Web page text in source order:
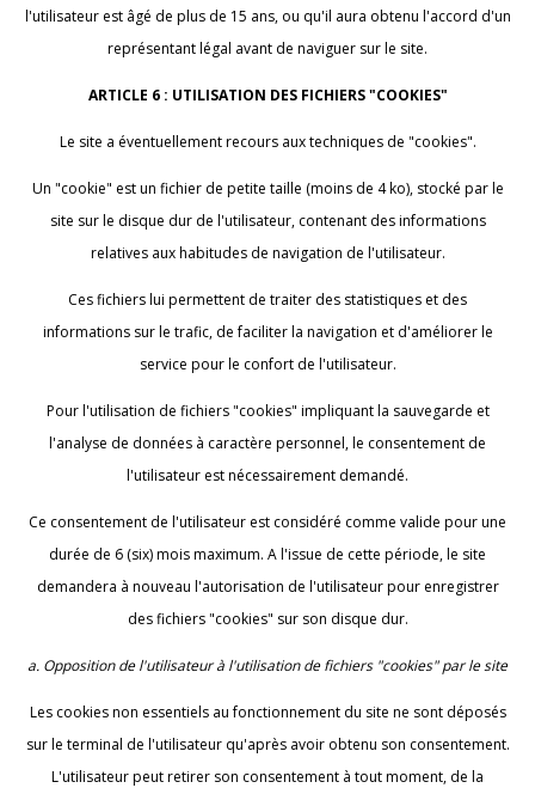
l'utilisateur est âgé de plus de 15 ans, ou qu'il aura obtenu l'accord d'un
représentant légal avant de naviguer sur le site.
ARTICLE 6 : UTILISATION DES FICHIERS "COOKIES"
Le site a éventuellement recours aux techniques de "cookies".
Un "cookie" est un fichier de petite taille (moins de 4 ko), stocké par le
site sur le disque dur de l'utilisateur, contenant des informations
relatives aux habitudes de navigation de l'utilisateur.
Ces fichiers lui permettent de traiter des statistiques et des
informations sur le trafic, de faciliter la navigation et d'améliorer le
service pour le confort de l'utilisateur.
Pour l'utilisation de fichiers "cookies" impliquant la sauvegarde et
l'analyse de données à caractère personnel, le consentement de
l'utilisateur est nécessairement demandé.
Ce consentement de l'utilisateur est considéré comme valide pour une
durée de 6 (six) mois maximum. A l'issue de cette période, le site
demandera à nouveau l'autorisation de l'utilisateur pour enregistrer
des fichiers "cookies" sur son disque dur.
a. Opposition de l'utilisateur à l'utilisation de fichiers "cookies" par le site
Les cookies non essentiels au fonctionnement du site ne sont déposés
sur le terminal de l'utilisateur qu'après avoir obtenu son consentement.
L'utilisateur peut retirer son consentement à tout moment, de la